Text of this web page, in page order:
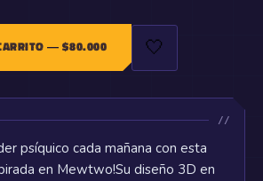
— $80.000 🤍
psíquico cada mañana con esta
en Mewtwo!Su diseño 3D en